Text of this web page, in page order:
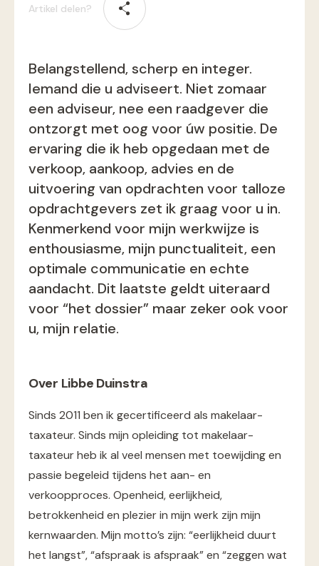
Artikel delen?
Belangstellend, scherp en integer.
Iemand die u adviseert. Niet zomaar
een adviseur, nee een raadgever die
ontzorgt met oog voor úw positie. De
ervaring die ik heb opgedaan met de
verkoop, aankoop, advies en de
uitvoering van opdrachten voor talloze
opdrachtgevers zet ik graag voor u in.
Kenmerkend voor mijn werkwijze is
enthousiasme, mijn punctualiteit, een
optimale communicatie en echte
aandacht. Dit laatste geldt uiteraard
voor “het dossier” maar zeker ook voor
u, mijn relatie.
Over Libbe Duinstra
Sinds 2011 ben ik gecertificeerd als makelaar-
taxateur. Sinds mijn opleiding tot makelaar-
taxateur heb ik al veel mensen met toewijding en
passie begeleid tijdens het aan- en
verkoopproces. Openheid, eerlijkheid,
betrokkenheid en plezier in mijn werk zijn mijn
kernwaarden. Mijn motto’s zijn: “eerlijkheid duurt
het langst”, “afspraak is afspraak” en “zeggen wat